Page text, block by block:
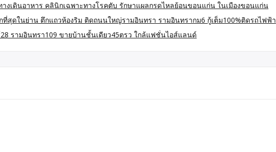
งเดินอาหาร คลินิกเฉพาะทางโรคตับ รักษาแผลกรดไหลย้อนขอนแก่น ในเมืองขอนแก่น
สุดในย่าน ตึกแถวห้องริม ติดถนนใหญ่รามอินทรา รามอินทรากม6 กู้เต็ม100%ติดรถไฟฟ้า
รามอินทรา109 ขายบ้านชั้นเดียว45ตรว ใกล้แฟชั่นไอส์แลนด์